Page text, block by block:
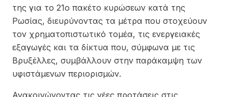
της για το 21ο πακέτο κυρώσεων κατά της
Ρωσίας, διευρύνοντας τα μέτρα που στοχεύουν
τον χρηματοπιστωτικό τομέα, τις ενεργειακές
εξαγωγές και τα δίκτυα που, σύμφωνα με τις
Βρυξέλλες, συμβάλλουν στην παράκαμψη των
υφιστάμενων περιορισμών.
Ανακοινώνοντας τις νέες προτάσεις στις